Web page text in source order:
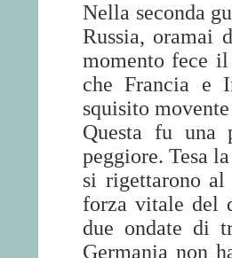
Nella seconda
Russia, oramai
momento fece
che Francia e
squisito
Questa fu una
peggiore. Tesa
si rigettarono
forza vitale del
due ondate di
Germania non